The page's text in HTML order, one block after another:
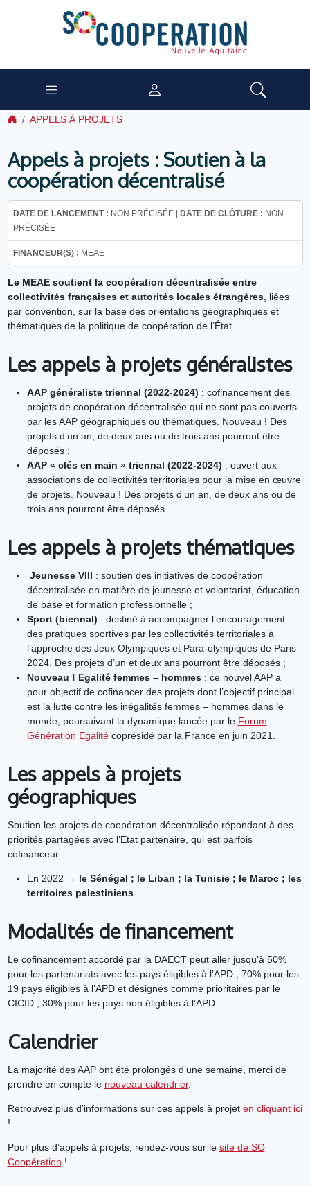
APPELS À PROJETS
Appels à projets : Soutien à la
coopération décentralisé
DATE DE LANCEMENT : NON PRÉCISÉE | DATE DE CLÔTURE : NON
PRÉCISÉE
FINANCEUR(S) : MEAE
Le MEAE soutient la coopération décentralisée entre
collectivités françaises et autorités locales étrangères, liées
par convention, sur la base des orientations géographiques et
thématiques de la politique de coopération de l’État.
Les appels à projets généralistes
AAP généraliste triennal (2022-2024) : cofinancement des
projets de coopération décentralisée qui ne sont pas couverts
par les AAP géographiques ou thématiques. Nouveau ! Des
projets d’un an, de deux ans ou de trois ans pourront être
déposés ;
AAP « clés en main » triennal (2022-2024) : ouvert aux
associations de collectivités territoriales pour la mise en œuvre
de projets. Nouveau ! Des projets d’un an, de deux ans ou de
trois ans pourront être déposés.
Les appels à projets thématiques
Jeunesse VIII : soutien des initiatives de coopération
décentralisée en matière de jeunesse et volontariat, éducation
de base et formation professionnelle ;
Sport (biennal) : destiné à accompagner l’encouragement
des pratiques sportives par les collectivités territoriales à
l’approche des Jeux Olympiques et Para-olympiques de Paris
2024. Des projets d’un et deux ans pourront être déposés ;
Nouveau ! Egalité femmes – hommes: ce nouvel AAP a
pour objectif de cofinancer des projets dont l’objectif principal
est la lutte contre les inégalités femmes – hommes dans le
monde, poursuivant la dynamique lancée par le Forum
Génération Egalitécoprésidé par la France en juin 2021.
Les appels à projets
géographiques
Soutien les projets de coopération décentralisée répondant à des
priorités partagées avec l’Etat partenaire, qui est parfois
cofinanceur.
En 2022 → le Sénégal ; le Liban ; la Tunisie ; le Maroc ; les
territoires palestiniens.
Modalités de financement
Le cofinancement accordé par la DAECT peut aller jusqu’à 50%
pour les partenariats avec les pays éligibles à l’APD ; 70% pour les
19 pays éligibles à l’APD et désignés comme prioritaires par le
CICID ; 30% pour les pays non éligibles à l’APD.
Calendrier
La majorité des AAP ont été prolongés d’une semaine, merci de
prendre en compte le nouveau calendrier.
Retrouvez plus d’informations sur ces appels à projet en cliquant ici
!
Pour plus d’appels à projets, rendez-vous sur le site de SO
Coopération !